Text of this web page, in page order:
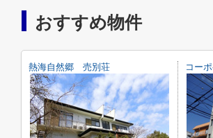
おすすめ物件
熱海自然郷 売別荘 コー